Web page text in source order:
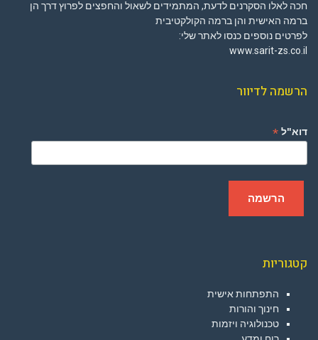
חכה לאלו הסקרנים לדעת, המתמידים לשאול והחפצים לפרוץ דרך הן
ברמה האישית והן ברמה הקולקטיבית
לפרטים נוספים כנסו לאתר שלי:
www.sarit-zs.co.il
הרשמה לדיוור
דוא"ל *
קטגוריות
התפתחות אישית
חינוך והורות
טכנולוגיה ויזמות